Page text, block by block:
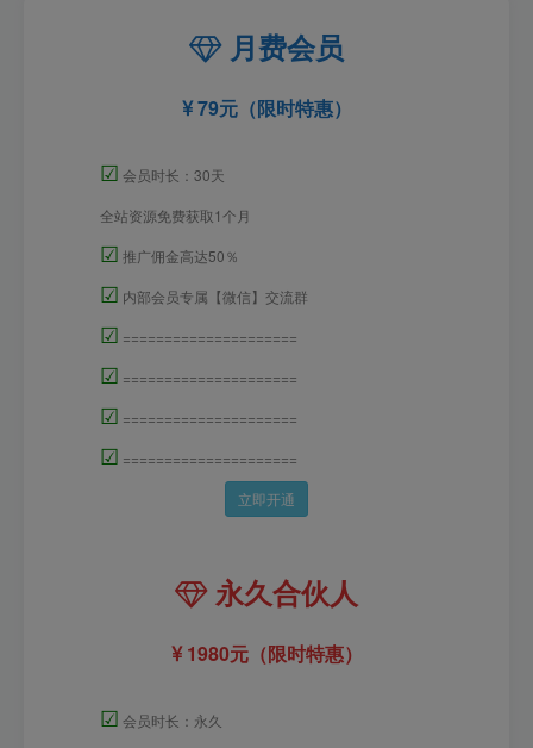
月费会员
79元（限时特惠）
☑ 会员时长：30天
全站资源免费获取1个月
☑ 推广佣金高达50％
☑ 内部会员专属【微信】交流群
☑ =====================
☑ =====================
☑ =====================
☑ =====================
立即开通
永久合伙人
1980元（限时特惠）
☑ 会员时长：永久